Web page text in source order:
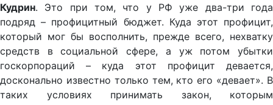
Кудрин. Это при том, что у РФ уже два-три года
подряд – профицитный бюджет. Куда этот профицит,
который мог бы восполнить, прежде всего, нехватку
средств в социальной сфере, а уж потом убытки
госкорпораций – куда этот профицит девается,
досконально известно только тем, кто его «девает». В
таких условиях принимать закон, которым